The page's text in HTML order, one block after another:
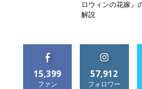
ロウィンの花嫁』
解説
15,399
ファン
57,912
フォロワー